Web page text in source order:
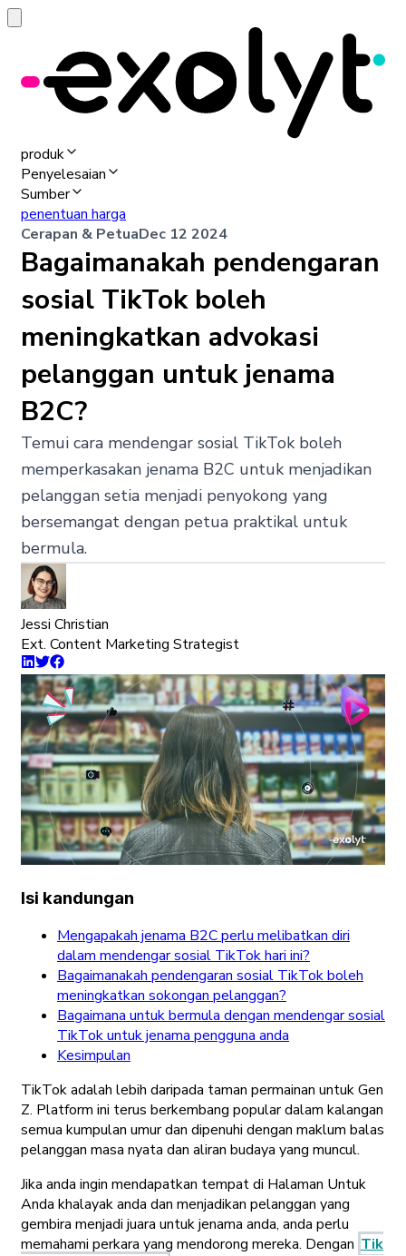
produk
Penyelesaian
Sumber
penentuan harga
Cerapan & PetuaDec 12 2024
Bagaimanakah pendengaran
sosial TikTok boleh
meningkatkan advokasi
pelanggan untuk jenama
B2C?
Temui cara mendengar sosial TikTok boleh
memperkasakan jenama B2C untuk menjadikan
pelanggan setia menjadi penyokong yang
bersemangat dengan petua praktikal untuk
bermula.
Jessi Christian
Ext. Content Marketing Strategist
Isi kandungan
Mengapakah jenama B2C perlu melibatkan diri
dalam mendengar sosial TikTok hari ini?
Bagaimanakah pendengaran sosial TikTok boleh
meningkatkan sokongan pelanggan?
Bagaimana untuk bermula dengan mendengar sosial
TikTok untuk jenama pengguna anda
Kesimpulan
TikTok adalah lebih daripada taman permainan untuk Gen
Z. Platform ini terus berkembang popular dalam kalangan
semua kumpulan umur dan dipenuhi dengan maklum balas
pelanggan masa nyata dan aliran budaya yang muncul.
Jika anda ingin mendapatkan tempat di Halaman Untuk
Anda khalayak anda dan menjadikan pelanggan yang
gembira menjadi juara untuk jenama anda, anda perlu
memahami perkara yang mendorong mereka. Dengan Tik